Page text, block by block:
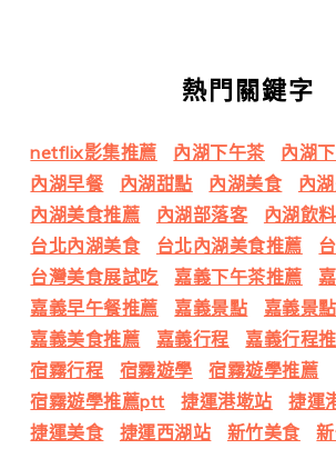
熱門關鍵字
netflix影集推薦 內湖下午茶
內湖
內湖早餐
內湖甜點 內湖美食
內
內湖美食推薦
內湖部落客 內湖飲
台北內湖美食
台北內湖美食推薦
台灣美食展試吃
嘉義下午茶推薦
嘉義早午餐推薦
嘉義景點 嘉義景
嘉義美食推薦
嘉義行程 嘉義行程
宿霧行程
宿霧遊學
宿霧遊學推薦
宿霧遊學推薦ptt
捷運港墘站
捷運
捷運美食
捷運西湖站 新竹美食